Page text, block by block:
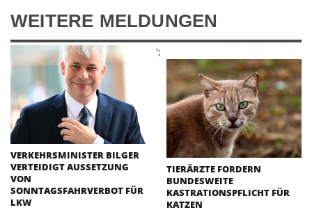
WEITERE MELDUNGEN
';
VERKEHRSMINISTER BILGER
VERTEIDIGT AUSSETZUNG
VON
SONNTAGSFAHRVERBOT FÜR
LKW
TIERÄRZTE FORDERN
BUNDESWEITE
KASTRATIONSPFLICHT FÜR
KATZEN